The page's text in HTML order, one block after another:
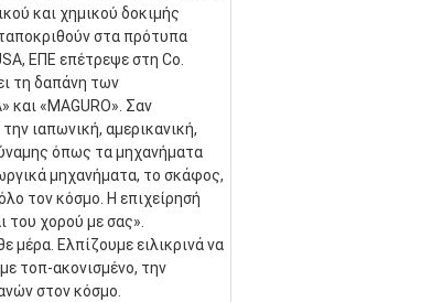
και χημικού δοκιμής
στα πρότυπα
ΕΠΕ επέτρεψε στη Co.
τη δαπάνη των
και «MAGURO». Σαν
ιαπωνική, αμερικανική,
όπως τα μηχανήματα
μηχανήματα, το σκάφος,
τον κόσμο. Η επιχείρησή
του χορού με σας».
μέρα. Ελπίζουμε ειλικρινά να
τοπ-ακονισμένο, την
στον κόσμο.